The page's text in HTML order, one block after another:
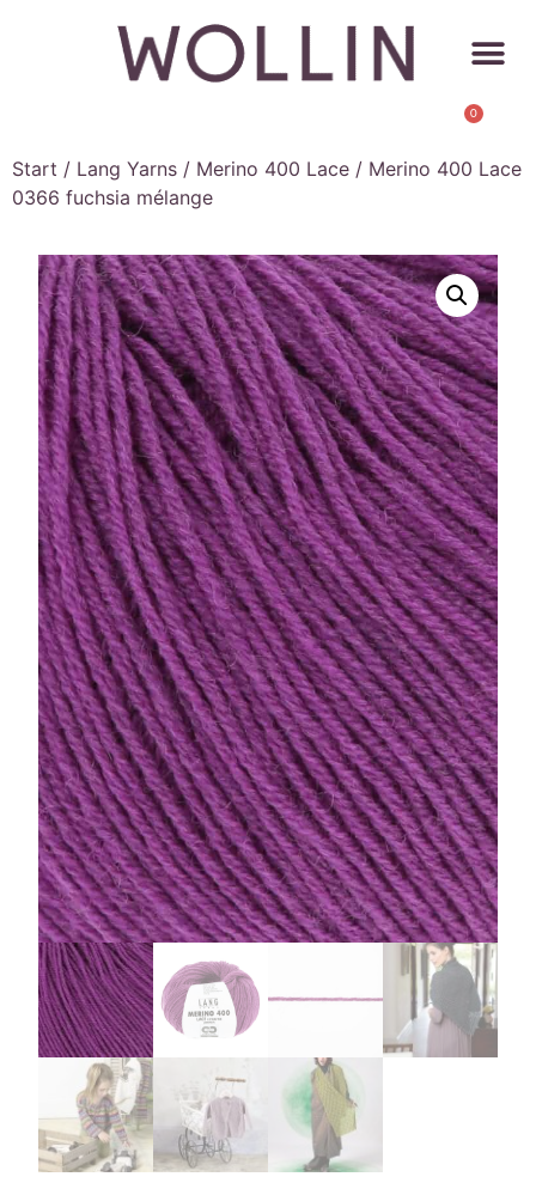
0
Start / Lang Yarns / Merino 400 Lace / Merino 400 Lace
0366 fuchsia mélange